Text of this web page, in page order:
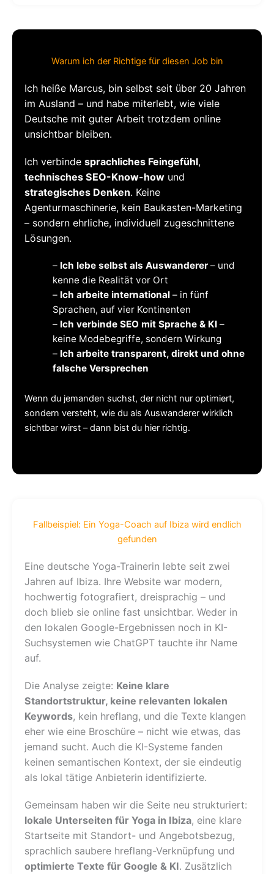
Warum ich der Richtige für diesen Job bin
Ich heiße Marcus, bin selbst seit über 20 Jahren
im Ausland – und habe miterlebt, wie viele
Deutsche mit guter Arbeit trotzdem online
unsichtbar bleiben.
Ich verbinde sprachliches Feingefühl,
technisches SEO-Know-how und
strategisches Denken. Keine
Agenturmaschinerie, kein Baukasten-Marketing
– sondern ehrliche, individuell zugeschnittene
Lösungen.
– Ich lebe selbst als Auswanderer– und
kenne die Realität vor Ort
– Ich arbeite international– in fünf
Sprachen, auf vier Kontinenten
– Ich verbinde SEO mit Sprache & KI–
keine Modebegriffe, sondern Wirkung
– Ich arbeite transparent, direkt und ohne
falsche Versprechen
Wenn du jemanden suchst, der nicht nur optimiert,
sondern versteht, wie du als Auswanderer wirklich
sichtbar wirst – dann bist du hier richtig.
Fallbeispiel: Ein Yoga-Coach auf Ibiza wird endlich
gefunden
Eine deutsche Yoga-Trainerin lebte seit zwei
Jahren auf Ibiza. Ihre Website war modern,
hochwertig fotografiert, dreisprachig – und
doch blieb sie online fast unsichtbar. Weder in
den lokalen Google-Ergebnissen noch in KI-
Suchsystemen wie ChatGPT tauchte ihr Name
auf.
Die Analyse zeigte: Keine klare
Standortstruktur, keine relevanten lokalen
Keywords, kein hreflang, und die Texte klangen
eher wie eine Broschüre – nicht wie etwas, das
jemand sucht. Auch die KI-Systeme fanden
keinen semantischen Kontext, der sie eindeutig
als lokal tätige Anbieterin identifizierte.
Gemeinsam haben wir die Seite neu strukturiert:
lokale Unterseiten für Yoga in Ibiza, eine klare
Startseite mit Standort- und Angebotsbezug,
sprachlich saubere hreflang-Verknüpfung und
optimierte Texte für Google & KI. Zusätzlich